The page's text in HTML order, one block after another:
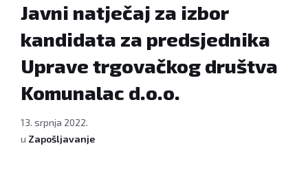
Javni natječaj za izbor
kandidata za predsjednika
Uprave trgovačkog društva
Komunalac d.o.o.
13. srpnja 2022.
u Zapošljavanje